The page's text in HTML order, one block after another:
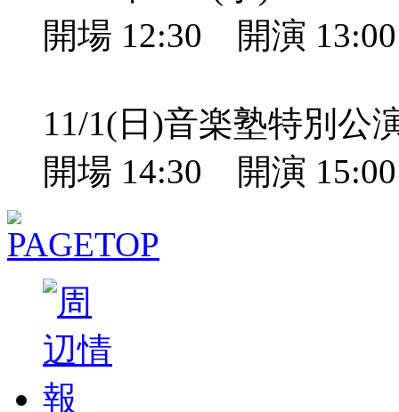
開場 12:30 開演
11/1(日)音楽塾特別公
開場 14:30 開演